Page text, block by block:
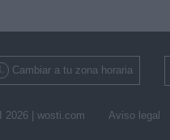
Cambiar a tu zona horaria
2026 | wosti.com Aviso legal